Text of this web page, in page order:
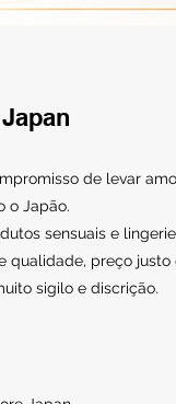
de levar
o Japão.
sensuais e
qualidade, preço
sigilo e discrição.